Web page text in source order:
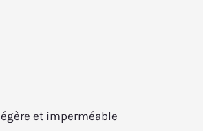
et imperméable